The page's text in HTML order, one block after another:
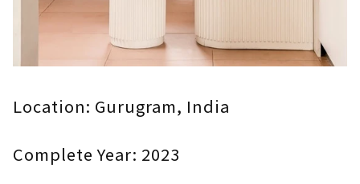
Location: Gurugram, India
Complete Year: 2023